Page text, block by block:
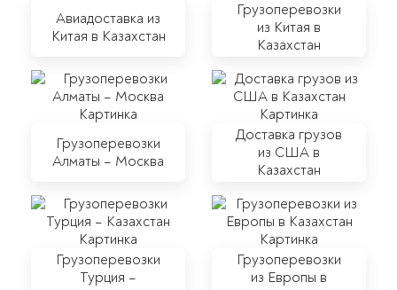
Авиадоставка из
Китая в Казахстан
Грузоперевозки
из Китая в
Казахстан
Грузоперевозки
Алматы – Москва
Доставка грузов
из США в
Казахстан
Грузоперевозки
Турция –
Грузоперевозки
из Европы в